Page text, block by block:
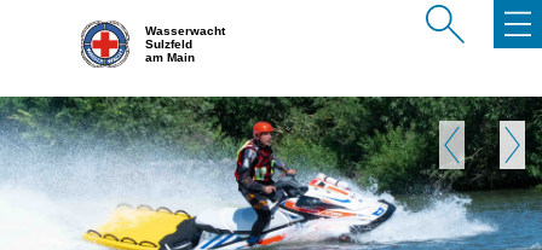
Wasserwacht
Sulzfeld
am Main
Zurück